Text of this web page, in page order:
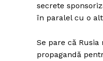
secrete
în paralel cu o
Se pare că
propagandă